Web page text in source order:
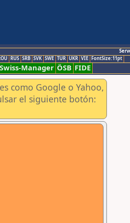
RUS SRB SVK SWE TUR UKR VIE FontSize:11pt
Swiss-Manager ÖSB FIDE
como Google o Yahoo,
el siguiente botón: